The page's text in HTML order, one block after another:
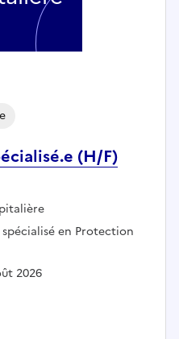
(H/F)
en Protection
2026
Spécialisé.e (H/